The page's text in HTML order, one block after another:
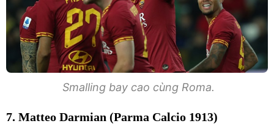
Smalling bay cao cùng Roma.
7. Matteo Darmian (Parma Calcio 1913)